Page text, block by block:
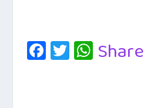
Fa
c
T
wi
W
Share